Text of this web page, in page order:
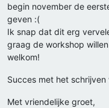
begin november de
geven :(
Ik snap dat dit erg
graag de workshop
welkom!
Succes met het schrijven
Met vriendelijke groet,